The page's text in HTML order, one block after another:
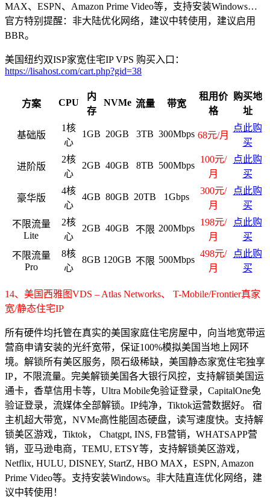
MAX、ESPN、Amazon Prime Video等，支持安装Windows…
官方特别提醒：非大陆优化网络，建议中转使用，建议启用
BBR。
美国纽约双ISP家宽住宅IP VPS 购买入口：
https://lisahost.com/cart.php?gid=38
方案 CPU
内
存
NVMe 流量 带宽
租用价
格
购买地
址
基础版
1核
心
1GB 20GB 3TB 300Mbps 68元/月
点此购
买
进阶版
2核
心
2GB 40GB 8TB 500Mbps
100元/
月
点此购
买
豪华版
4核
心
4GB 80GB 20TB 1Gbps
300元/
月
点此购
买
不限流量
Lite
2核
心
2GB 40GB 不限 200Mbps
198元/
月
点此购
买
不限流量
Pro
8核
心
8GB 120GB 不限 500Mbps
498元/
月
点此购
买
14、美国西雅图VDS – Atlas Networks、 T-Mobile/Frontier真家
宽/静态住宅IP
所有硬件均托管在真实的美国家庭住宅房屋中，向当地宽带运
营商申请安装的光纤宽带，保证100%模拟美国当地上网环
境。解锁所有美区服务，陨石级稀缺，美国静态家宽住宅独享
IP，不限流量。完美解锁美国各大银行风控，支持解锁美国运
通卡，香草信用卡等，Ultra Mobile免验证登录，CapitalOne免
验证登录，流媒体全部解锁。IP纯净，Tiktok运营数据好。 宿
主机超大带宽，NVMe高性能固态硬盘，读写速度快。支持解
锁美区游戏，Tiktok， Chatgpt, INS, FB营销，WHATSAPP营
销，亚马逊电商，TEMU, ETSY等，支持解锁美区游戏，
Netflix, HULU, DISNEY, StartZ, HBO MAX，ESPN, Amazon
Prime Video等。支持安装Windows。非大陆直连优化网络，建
议中转使用！